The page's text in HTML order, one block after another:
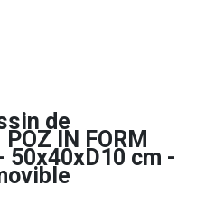
de
IN FORM
50x40xD10 cm -